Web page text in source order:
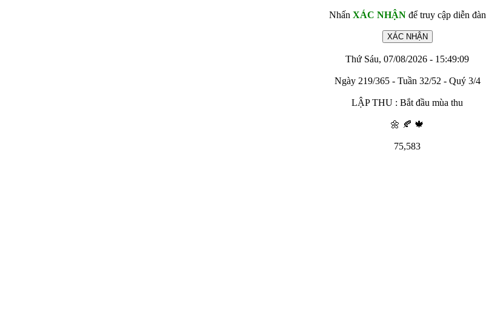
Nhấn XÁC NHẬNđể truy cập diễn đàn
Thứ Sáu, 07/08/2026 - 15:49:09
Ngày 219/365 - Tuần 32/52 - Quý 3/4
LẬP THU : Bắt đầu mùa thu
🌼 🍂 🍁
75,583